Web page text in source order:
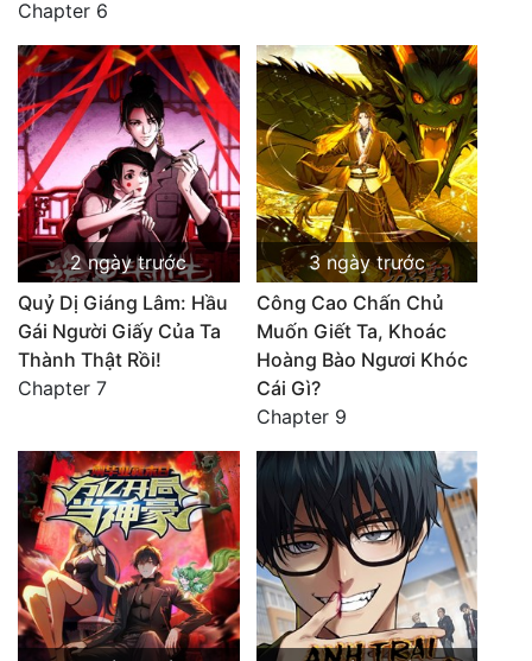
Chapter 6
2 ngày trước
Quỷ Dị Giáng Lâm: Hầu
Gái Người Giấy Của Ta
Thành Thật Rồi!
Chapter 7
3 ngày trước
Công Cao Chấn Chủ
Muốn Giết Ta, Khoác
Hoàng Bào Ngươi Khóc
Cái Gì?
Chapter 9